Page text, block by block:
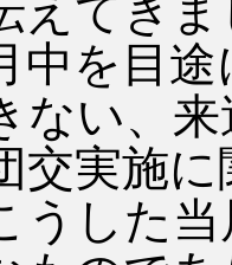
えてき
中を 目
ない、
交実施
うした